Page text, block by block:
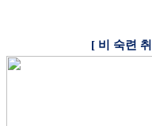
[ 비 숙련